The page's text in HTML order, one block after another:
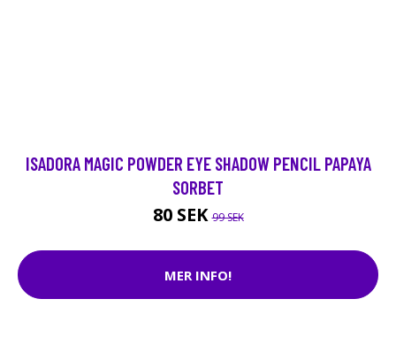
ISADORA MAGIC POWDER EYE SHADOW PENCIL PAPAYA
SORBET
80 SEK99 SEK
MER INFO!